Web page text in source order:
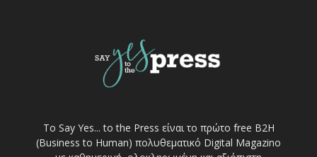
Το Say Yes... to the Press είναι το πρώτο free Β2Η
(Business to Human) πολυθεματικό Digital Magazino